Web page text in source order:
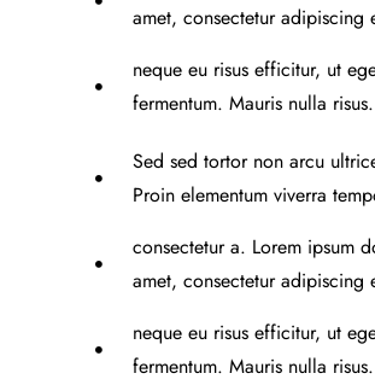
amet, consectetur adipiscing
neque eu risus efficitur, ut
fermentum. Mauris nulla risus.
Sed sed tortor non arcu
Proin elementum viverra
consectetur a. Lorem ipsum
amet, consectetur adipiscing
neque eu risus efficitur, ut
fermentum. Mauris nulla risus.